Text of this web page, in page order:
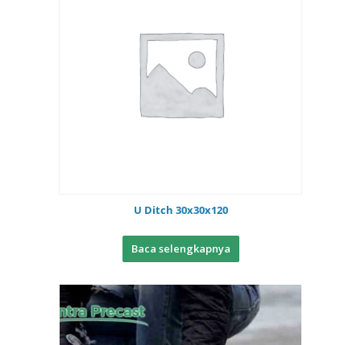
U Ditch 30x30x120
Baca selengkapnya